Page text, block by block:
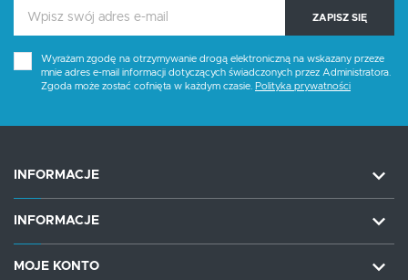
ZAPISZ SIĘ
Wyrażam zgodę na otrzymywanie drogą elektroniczną na wskazany przeze
mnie adres e-mail informacji dotyczących świadczonych przez Administratora.
Zgoda może zostać cofnięta w każdym czasie. Polityka prywatności
INFORMACJE
INFORMACJE
MOJE KONTO